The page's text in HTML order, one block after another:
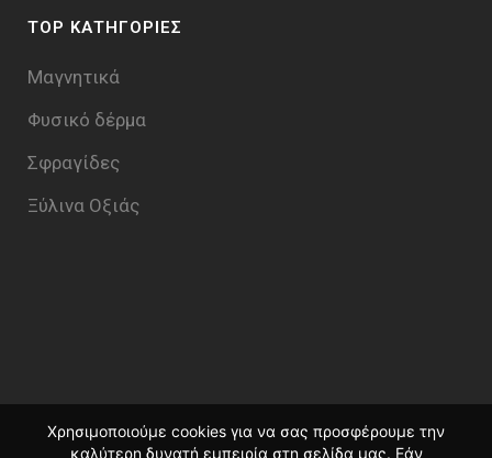
TOP ΚΑΤΗΓΟΡΙΕΣ
Μαγνητικά
Φυσικό δέρμα
Σφραγίδες
Ξύλινα Οξιάς
Χρησιμοποιούμε cookies για να σας προσφέρουμε την
καλύτερη δυνατή εμπειρία στη σελίδα μας. Εάν